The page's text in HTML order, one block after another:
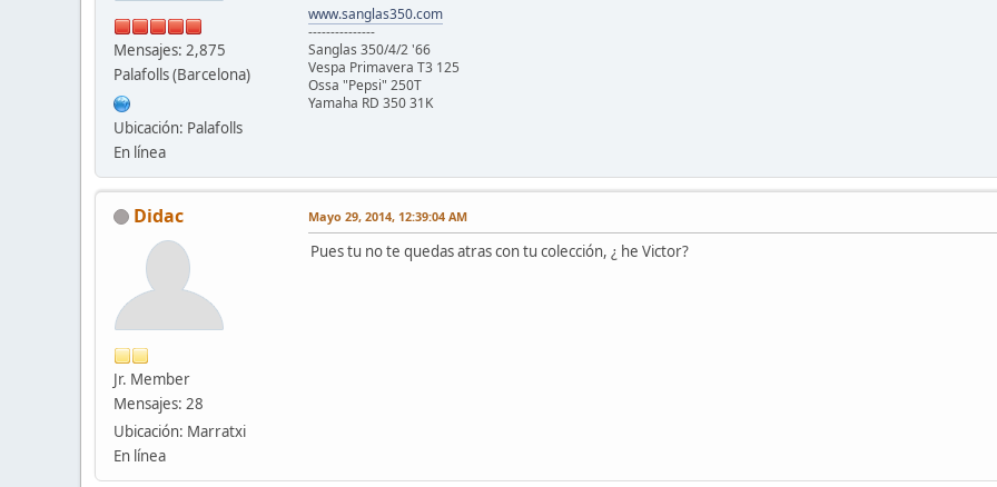
Mensajes: 2,875
Palafolls (Barcelona)
Ubicación: Palafolls
En línea
www.sanglas350.com
---------------
Sanglas 350/4/2 '66
Vespa Primavera T3 125
Ossa "Pepsi" 250T
Yamaha RD 350 31K
Didac
Jr. Member
Mensajes: 28
Ubicación: Marratxi
En línea
Mayo 29, 2014, 12:39:04 AM
Pues tu no te quedas atras con tu colección, ¿ he Victor?